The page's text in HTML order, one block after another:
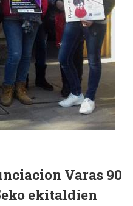
Varas 90
ekitaldien